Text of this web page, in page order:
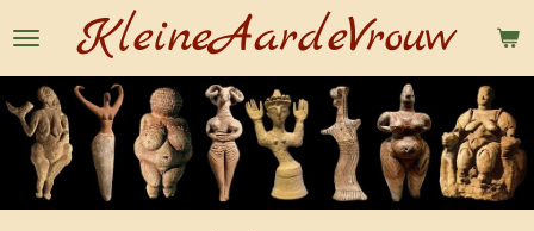
Ga
direct
naar
de
hoofdinhoud
KleineAardeVrouw